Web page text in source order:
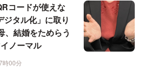
コードが使えな
タル化」に取り
、結婚をためらう
ノーマル
時00分